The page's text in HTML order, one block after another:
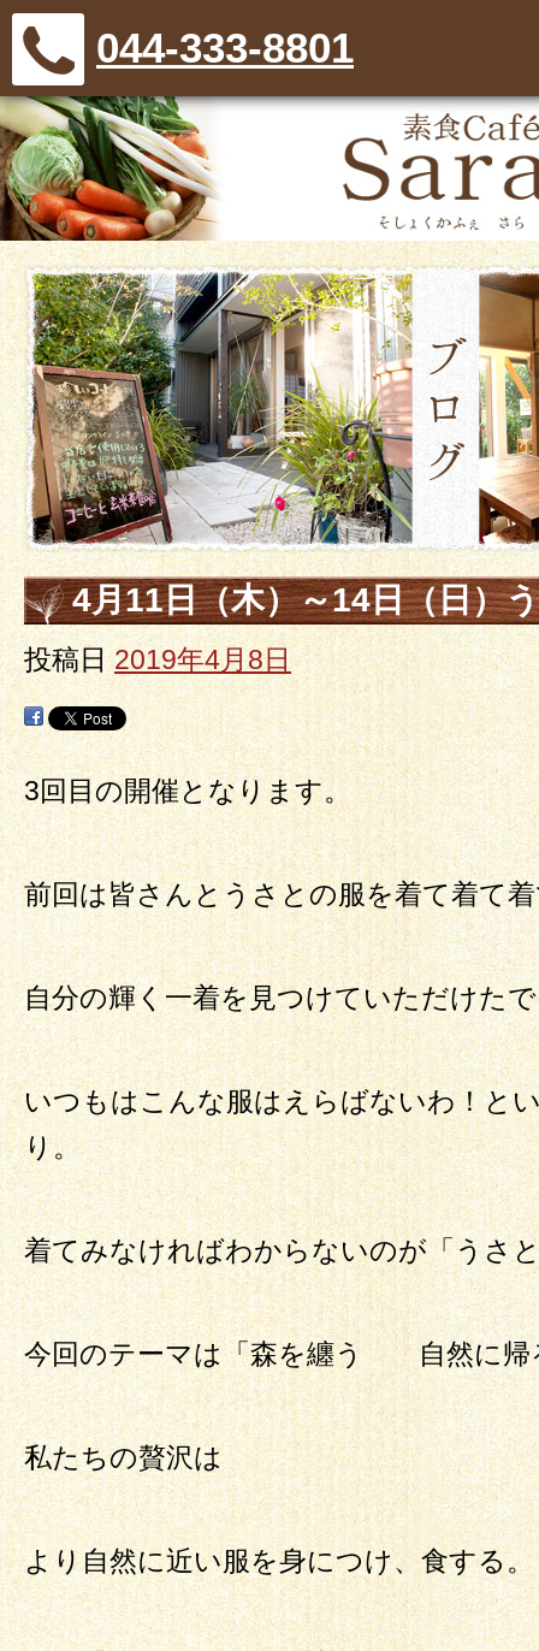
044-333-8801
4月11日（木）～14日（日）
投稿日 2019年4月8日
3回目の開催となります。
前回は皆さんとうさとの服を着て着て
自分の輝く一着を見つけていただけた
いつもはこんな服はえらばないわ！と
り。
着てみなければわからないのが「うさ
今回のテーマは「森を纏う 自然に帰
私たちの贅沢は
より自然に近い服を身につけ、食する。